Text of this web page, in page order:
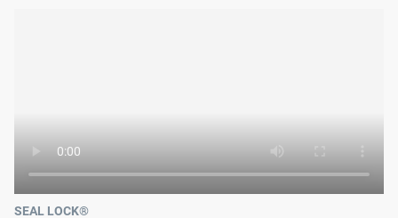
SEAL LOCK®